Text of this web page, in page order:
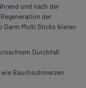
und nach der
der
Darm Multi Sticks bieten
Durchfall
Bauchschmerzen